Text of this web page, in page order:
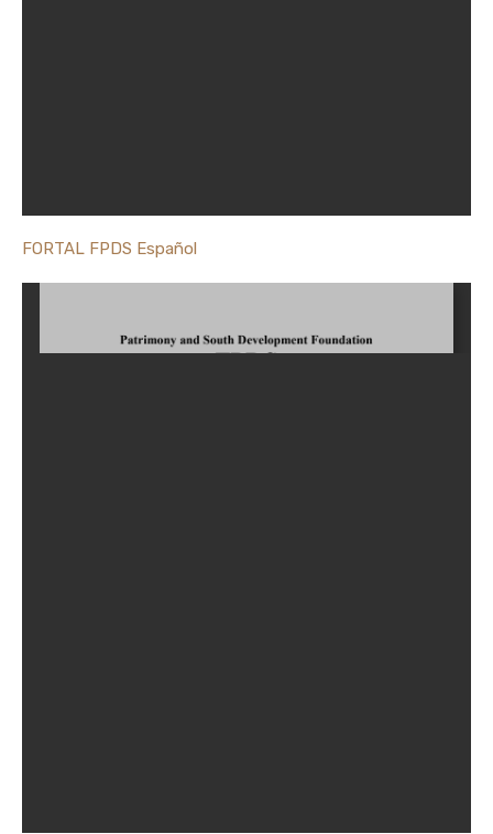
FORTAL FPDS Español